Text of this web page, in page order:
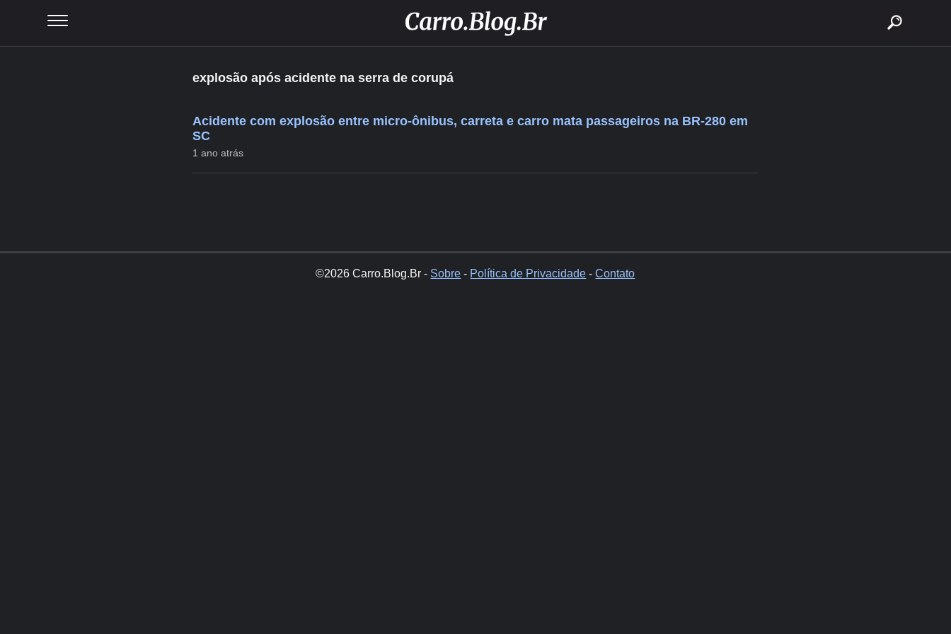
explosão após acidente na serra de corupá
Acidente com explosão entre micro-ônibus, carreta e carro mata passageiros na BR-280 em
SC
1 ano atrás
©2026 Carro.Blog.Br - Sobre - Política de Privacidade -Contato